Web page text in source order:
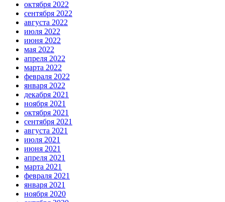
октября 2022
сентября 2022
августа 2022
июля 2022
июня 2022
мая 2022
апреля 2022
марта 2022
февраля 2022
января 2022
декабря 2021
ноября 2021
октября 2021
сентября 2021
августа 2021
июля 2021
июня 2021
апреля 2021
марта 2021
февраля 2021
января 2021
ноября 2020